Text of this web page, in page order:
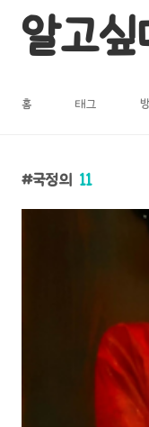
알고
홈 태그
국정의 11